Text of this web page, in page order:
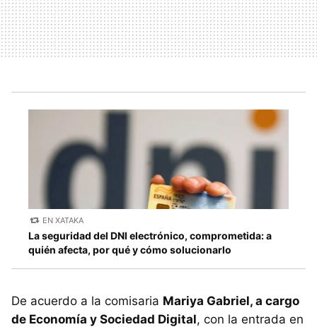
EN XATAKA
La seguridad del DNI electrónico, comprometida: a
quién afecta, por qué y cómo solucionarlo
De acuerdo a la comisaria Mariya Gabriel, a cargo
de Economía y Sociedad Digital, con la entrada en